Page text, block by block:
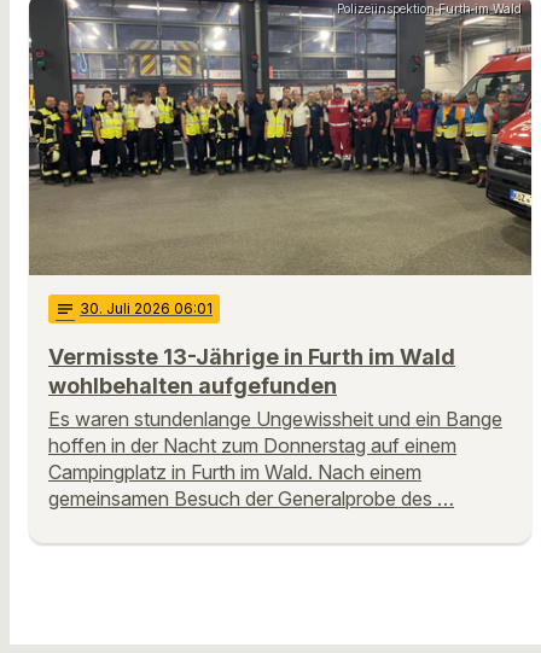
Polizeiinspektion Furth im Wald
notes 30. Juli 2026 06:01
Vermisste 13-Jährige in Furth im Wald
wohlbehalten aufgefunden
Es waren stundenlange Ungewissheit und ein Bange
hoffen in der Nacht zum Donnerstag auf einem
Campingplatz in Furth im Wald. Nach einem
gemeinsamen Besuch der Generalprobe des …